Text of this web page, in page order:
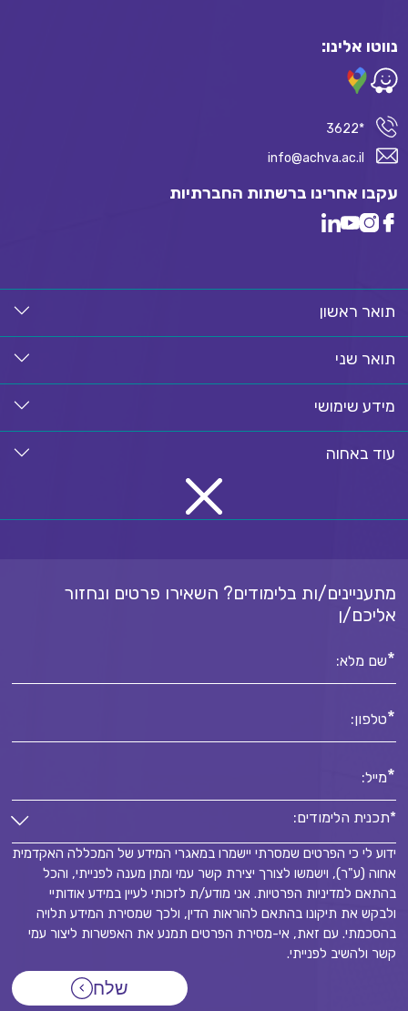
נווטו אלינו:
*3622
info@achva.ac.il
עקבו אחרינו ברשתות החברתיות
תואר ראשון
תואר שני
מידע שימושי
עוד באחוה
מתעניינים/ות בלימודים? השאירו פרטים ונחזור
אליכם/ן
שם מלא:*
טלפון:*
מייל:*
*תכנית הלימודים:
*
*תכנית הלימודים:
ידוע לי כי הפרטים שמסרתי יישמרו במאגרי המידע של המכללה האקדמית
אחוה (ע"ר), וישמשו לצורך יצירת קשר עמי ומתן מענה לפנייתי, והכל
בהתאם למדיניות הפרטיות. אני מודע/ת לזכותי לעיין במידע אודותיי
ולבקש את תיקונו בהתאם להוראות הדין, ולכך שמסירת המידע תלויה
בהסכמתי. עם זאת, אי-מסירת הפרטים תמנע את האפשרות ליצור עמי
קשר ולהשיב לפנייתי.
שלח